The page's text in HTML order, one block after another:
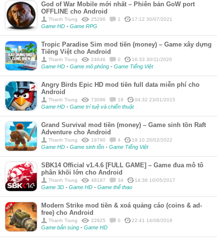
God of War Mobile mới nhất – Phiên bản GoW port
OFFLINE cho Android
Thanh Trung 25296 1 17:12 30/07/2021
Game HD - Game RPG
Tropic Paradise Sim mod tiền (money) – Game xây dựng
Tiếng Việt cho Android
Thanh Trung 24646 0 16:33 30/11/2020
Game HD - Game mô phỏng - Game Tiếng Việt
Angry Birds Epic HD mod tiền full data miễn phí cho
Android
Thanh Trung 73096 18 04:32 23/01/2015
Game HD - Game trí tuệ và chiến thuật
Grand Survival mod tiền (money) – Game sinh tồn Raft
Adventure cho Android
Thanh Trung 19790 4 19:10 20/02/2022
Game HD - Game sinh tồn - Game Tiếng Việt
SBK14 Official v1.4.6 [FULL GAME] – Game đua mô tô
phân khối lớn cho Android
Thanh Trung 48187 34 14:38 10/05/2017
Game 3D - Game HD - Game thể thao
Modern Strike mod tiền & xoá quảng cáo (coins & ad-
free) cho Android
Thanh Trung 22925 0 22:41 14/08/2018
Game bắn súng - Game HD